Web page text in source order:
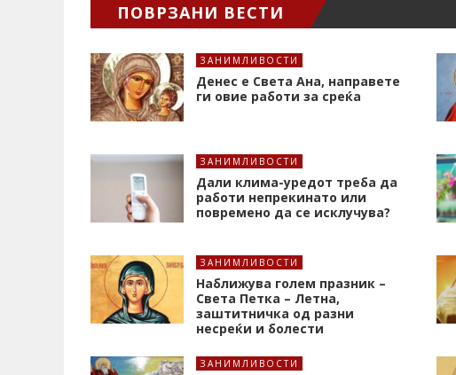
ПОВРЗАНИ ВЕСТИ
ЗАНИМЛИВОСТИ
Денес е Света Ана, направете
ги овие работи за среќа
ЗАНИМЛИВОСТИ
Дали клима-уредот треба да
работи непрекинато или
повремено да се исклучува?
ЗАНИМЛИВОСТИ
Наближува голем празник –
Света Петка – Летна,
заштитничка од разни
несреќи и болести
ЗАНИМЛИВОСТИ